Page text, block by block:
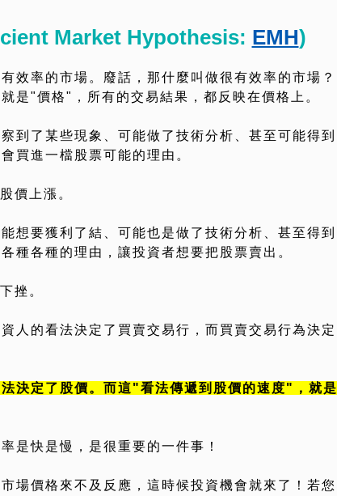
Market Hypothesis: EMH)
效率的市場。廢話，那什麼叫做很有效率的市場？
是"價格"，所有的交易結果，都反映在價格上。
到了某些現象、可能做了技術分析、甚至可能得到
買進一檔股票可能的理由。
價上漲。
想要獲利了結、可能也是做了技術分析、甚至得到
種各種的理由，讓投資者想要把股票賣出。
挫。
人的看法決定了買賣交易行，而買賣交易行為決定
決定了股價。而這"看法傳遞到股價的速度"，就是
是快是慢，是很重要的一件事！
場價格來不及反應，這時候投資機會就來了！若您